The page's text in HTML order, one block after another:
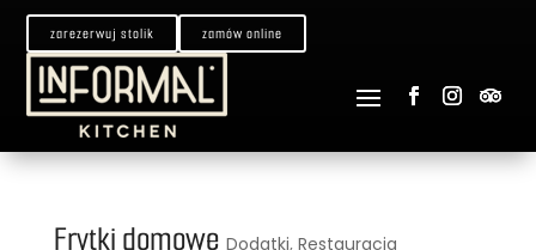
zarezerwuj stolik zamów online
Frytki domowe Dodatki, Restauracja